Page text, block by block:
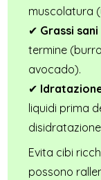
muscolatura
✔ Grassi sani
termine
avocado).
✔
liquidi prima
Evita cibi
possono